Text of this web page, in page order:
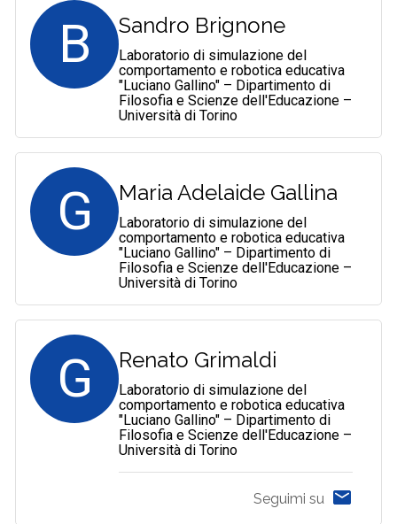
B Sandro Brignone
Laboratorio di simulazione del
comportamento e robotica educativa
"Luciano Gallino" – Dipartimento di
Filosofia e Scienze dell'Educazione –
Università di Torino
G Maria Adelaide Gallina
Laboratorio di simulazione del
comportamento e robotica educativa
"Luciano Gallino" – Dipartimento di
Filosofia e Scienze dell'Educazione –
Università di Torino
G Renato Grimaldi
Laboratorio di simulazione del
comportamento e robotica educativa
"Luciano Gallino" – Dipartimento di
Filosofia e Scienze dell'Educazione –
Università di Torino
Seguimi su